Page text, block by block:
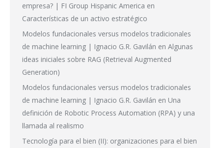
empresa? | FI Group Hispanic America en
Características de un activo estratégico
Modelos fundacionales versus modelos tradicionales
de machine learning | Ignacio G.R. Gavilán en Algunas
ideas iniciales sobre RAG (Retrieval Augmented
Generation)
Modelos fundacionales versus modelos tradicionales
de machine learning | Ignacio G.R. Gavilán en Una
definición de Robotic Process Automation (RPA) y una
llamada al realismo
Tecnología para el bien (II): organizaciones para el bien